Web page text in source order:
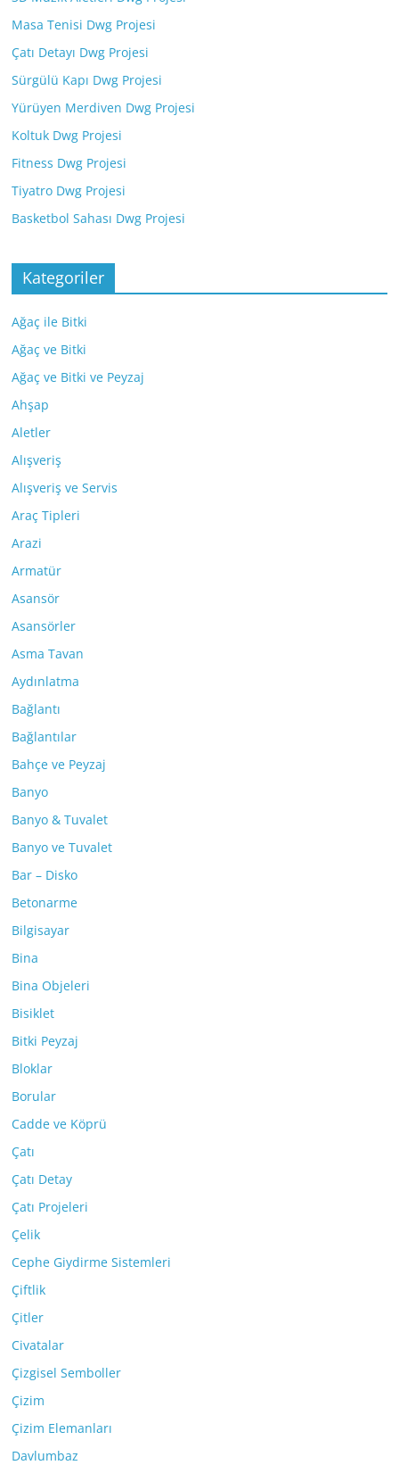
Masa Tenisi Dwg Projesi
Çatı Detayı Dwg Projesi
Sürgülü Kapı Dwg Projesi
Yürüyen Merdiven Dwg Projesi
Koltuk Dwg Projesi
Fitness Dwg Projesi
Tiyatro Dwg Projesi
Basketbol Sahası Dwg Projesi
Kategoriler
Ağaç ile Bitki
Ağaç ve Bitki
Ağaç ve Bitki ve Peyzaj
Ahşap
Aletler
Alışveriş
Alışveriş ve Servis
Araç Tipleri
Arazi
Armatür
Asansör
Asansörler
Asma Tavan
Aydınlatma
Bağlantı
Bağlantılar
Bahçe ve Peyzaj
Banyo
Banyo & Tuvalet
Banyo ve Tuvalet
Bar – Disko
Betonarme
Bilgisayar
Bina
Bina Objeleri
Bisiklet
Bitki Peyzaj
Bloklar
Borular
Cadde ve Köprü
Çatı
Çatı Detay
Çatı Projeleri
Çelik
Cephe Giydirme Sistemleri
Çiftlik
Çitler
Civatalar
Çizgisel Semboller
Çizim
Çizim Elemanları
Davlumbaz